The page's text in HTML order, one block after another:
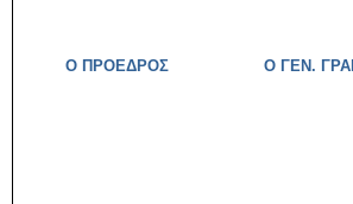
Ο ΠΡΟΕΔΡΟΣ Ο ΓΕΝ.